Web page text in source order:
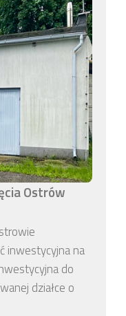
Ostrów
inwestycyjna na
do
działce o